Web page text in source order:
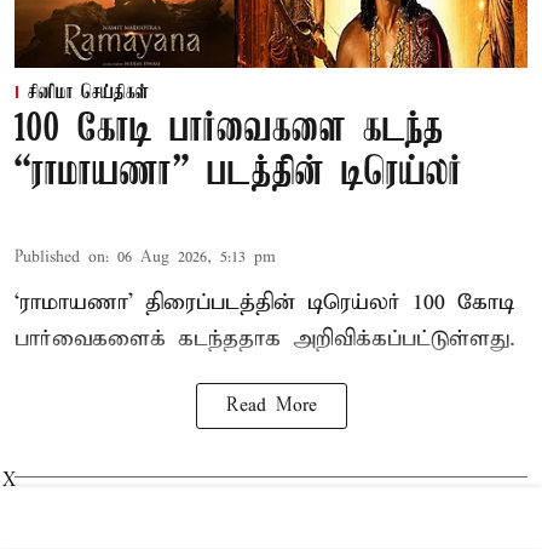
சினிமா செய்திகள்
100 கோடி பார்வைகளை கடந்த
“ராமாயணா” படத்தின் டிரெய்லர்
Published on: 06 Aug 2026, 5:13 pm
‘ராமாயணா’ திரைப்படத்தின் டிரெய்லர் 100 கோடி
பார்வைகளைக் கடந்ததாக அறிவிக்கப்பட்டுள்ளது.
Read More
X